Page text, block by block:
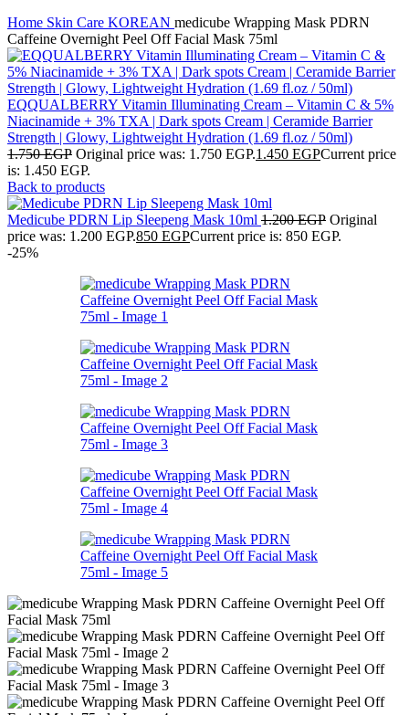
Home Skin Care KOREAN medicube Wrapping Mask PDRN
Caffeine Overnight Peel Off Facial Mask 75ml
EQQUALBERRY Vitamin Illuminating Cream – Vitamin C & 5%
Niacinamide + 3% TXA | Dark spots Cream | Ceramide Barrier
Strength | Glowy, Lightweight Hydration (1.69 fl.oz / 50ml)
1.750EGP Original price was: 1.750 EGP.1.450 EGPCurrent price
is: 1.450 EGP.
Back to products
Medicube PDRN Lip Sleepeng Mask 10ml 1.200EGP Original
price was: 1.200 EGP.850 EGPCurrent price is: 850 EGP.
-25%